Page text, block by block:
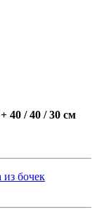
40 / 40 / 30 см